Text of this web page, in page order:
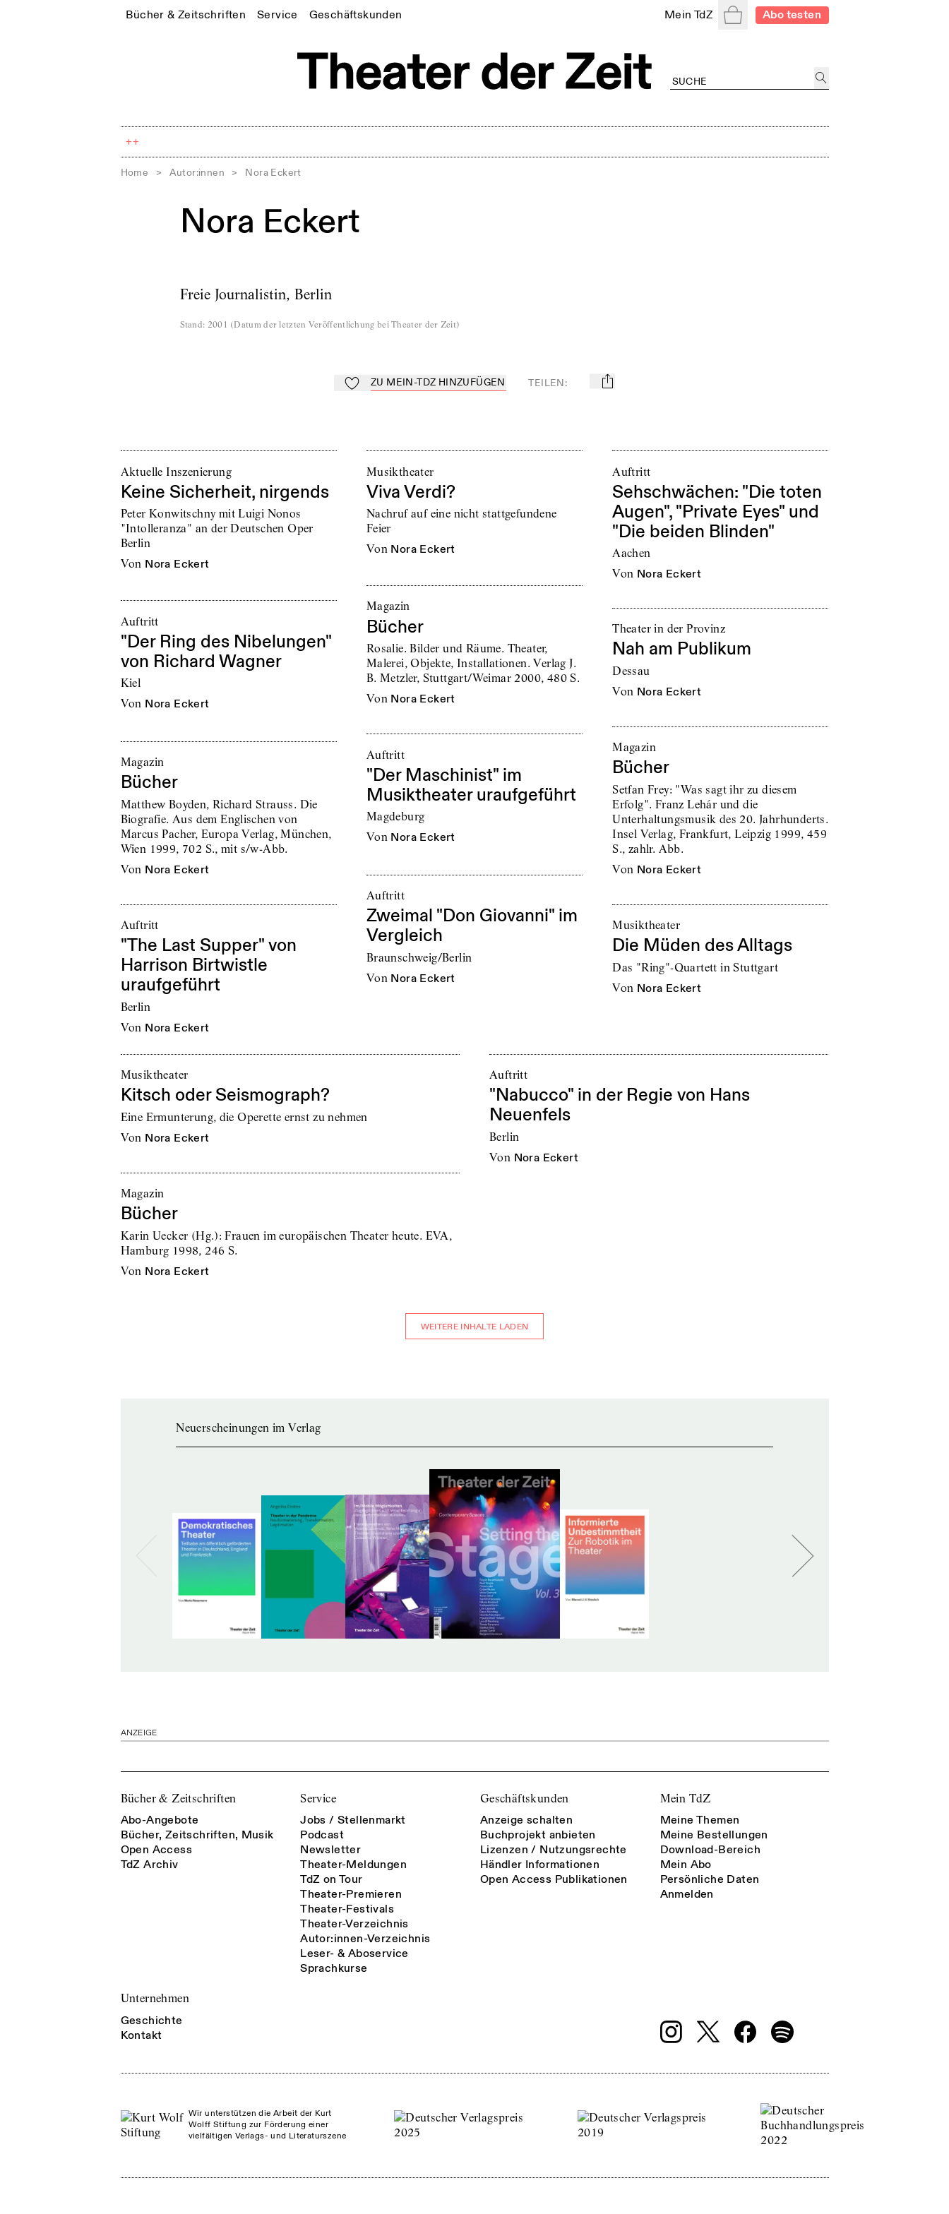
Bücher & Zeitschriften Service Geschäftskunden Mein TdZ WarenkorbAbo testen
++
Home > Autor:innen > Nora Eckert
Nora Eckert
Freie Journalistin, Berlin
Stand: 2001 (Datum der letzten Veröffentlichung bei Theater der Zeit)
Zu Mein-TdZ hinzufügen
ZU MEIN-TDZ HINZUFÜGEN TEILEN: mail
Aktuelle Inszenierung
Keine Sicherheit, nirgends
Peter Konwitschny mit Luigi Nonos
"Intolleranza" an der Deutschen Oper
Berlin
von Nora Eckert
Musiktheater
Viva Verdi?
Nachruf auf eine nicht stattgefundene
Feier
von Nora Eckert
Auftritt
Sehschwächen: "Die toten
Augen", "Private Eyes" und
"Die beiden Blinden"
Aachen
von Nora Eckert
Magazin
Bücher
Rosalie. Bilder und Räume. Theater,
Malerei, Objekte, Installationen. Verlag J.
B. Metzler, Stuttgart/Weimar 2000, 480 S.
von Nora Eckert
Auftritt
"Der Ring des Nibelungen"
von Richard Wagner
Kiel
von Nora Eckert
Theater in der Provinz
Nah am Publikum
Dessau
von Nora Eckert
Magazin
Bücher
Setfan Frey: "Was sagt ihr zu diesem
Erfolg". Franz Lehár und die
Unterhaltungsmusik des 20. Jahrhunderts.
Insel Verlag, Frankfurt, Leipzig 1999, 459
S., zahlr. Abb.
von Nora Eckert
Auftritt
"Der Maschinist" im
Musiktheater uraufgeführt
Magdeburg
von Nora Eckert
Magazin
Bücher
Matthew Boyden, Richard Strauss. Die
Biografie. Aus dem Englischen von
Marcus Pacher, Europa Verlag, München,
Wien 1999, 702 S., mit s/w-Abb.
von Nora Eckert
Auftritt
Zweimal "Don Giovanni" im
Vergleich
Braunschweig/Berlin
von Nora Eckert
Auftritt
"The Last Supper" von
Harrison Birtwistle
uraufgeführt
Berlin
von Nora Eckert
Musiktheater
Die Müden des Alltags
Das "Ring"-Quartett in Stuttgart
von Nora Eckert
Musiktheater
Kitsch oder Seismograph?
Eine Ermunterung, die Operette ernst zu nehmen
von Nora Eckert
Auftritt
"Nabucco" in der Regie von Hans
Neuenfels
Berlin
von Nora Eckert
Magazin
Bücher
Karin Uecker (Hg.): Frauen im europäischen Theater heute. EVA,
Hamburg 1998, 246 S.
von Nora Eckert
WEITERE INHALTE LADEN
Neuerscheinungen im Verlag
ANZEIGE
Bücher & Zeitschriften
Abo-Angebote
Bücher, Zeitschriften, Musik
Open Access
TdZ Archiv
Service
Jobs / Stellenmarkt
Podcast
Newsletter
Theater-Meldungen
TdZ on Tour
Theater-Premieren
Theater-Festivals
Theater-Verzeichnis
Autor:innen-Verzeichnis
Leser- & Aboservice
Sprachkurse
Geschäftskunden
Anzeige schalten
Buchprojekt anbieten
Lizenzen / Nutzungsrechte
Händler Informationen
Open Access Publikationen
Mein TdZ
Meine Themen
Meine Bestellungen
Download-Bereich
Mein Abo
Persönliche Daten
Anmelden
Unternehmen
Geschichte
Kontakt
Wir unterstützen die Arbeit der Kurt
Wolff Stiftung zur Förderung einer
vielfältigen Verlags- und Literaturszene